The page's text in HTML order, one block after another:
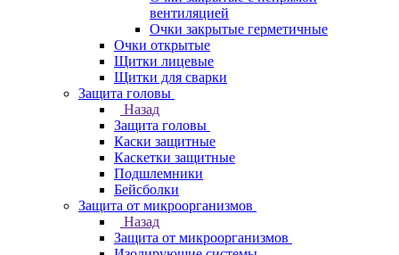
вентиляцией
Очки закрытые герметичные
Очки открытые
Щитки лицевые
Щитки для сварки
Защита головы
Назад
Защита головы
Каски защитные
Каскетки защитные
Подшлемники
Бейсболки
Защита от микроорганизмов
Назад
Защита от микроорганизмов